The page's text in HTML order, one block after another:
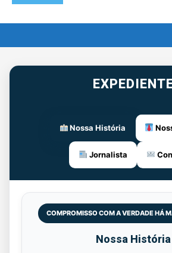
Nossa História
Jornalista
COMPROMISSO COM A VERDADE HÁ
Nossa História